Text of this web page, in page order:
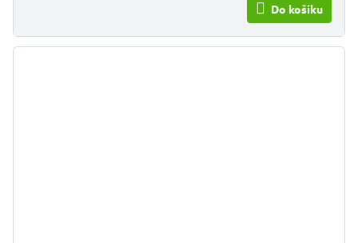
Do košíku